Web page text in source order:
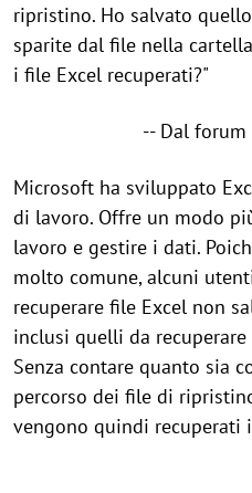
ripristino. Ho salvato
sparite dal file nella
i file Excel recuperati?"
-- Dal
Microsoft ha sviluppato
di lavoro. Offre un modo
lavoro e gestire i dati.
molto comune, alcuni
recuperare file Excel non
inclusi quelli da
Senza contare quanto sia
percorso dei file di
vengono quindi recuperati